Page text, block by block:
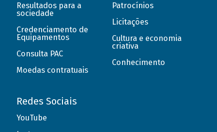
Resultados para a
sociedade
Credenciamento de
Equipamentos
Consulta PAC
Moedas contratuais
Patrocínios
Licitações
Cultura e economia
criativa
Conhecimento
Redes Sociais
YouTube